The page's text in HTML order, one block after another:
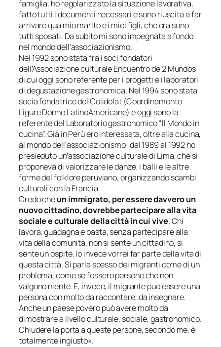
famiglia, ho regolarizzato la situazione lavorativa,
fatto tutti i documenti necessari e sono riuscita a far
arrivare qua mio marito e i miei figli, che ora sono
tutti sposati. Da subito mi sono impegnata a fondo
nel mondo dell’associazionismo.
Nel 1992 sono stata fra i soci fondatori
dell’Associazione culturale Encuentro de 2 Mundos
di cui oggi sono referente per i progetti e i laboratori
di degustazione gastronomica. Nel 1994 sono stata
socia fondatrice del Colidolat (Coordinamento
Ligure Donne LatinoAmericane) e oggi sono la
referente del Laboratorio gastronomico “Il Mondo in
cucina”. Già in Perù ero interessata, oltre alla cucina,
al mondo dell’associazionismo: dal 1989 al 1992 ho
presieduto un’associazione culturale di Lima, che si
proponeva di valorizzare le danze, i balli e le altre
forme del folklore peruviano, organizzando scambi
culturali con la Francia.
Credo cheun immigrato, per essere davvero un
nuovo cittadino, dovrebbe partecipare alla vita
sociale e culturale della città in cui vive. Chi
lavora, guadagna e basta, senza partecipare alla
vita della comunità, non si sente un cittadino, si
sente un ospite. Io invece vorrei far parte della vita di
questa città. Si parla spesso dei migranti come di un
problema, come se fossero persone che non
valgono niente. E, invece, il migrante può essere una
persona con molto da raccontare, da insegnare.
Anche un paese povero può avere molto da
dimostrare a livello culturale, sociale, gastronomico.
Chiudere la porta a queste persone, secondo me, è
totalmente ingiusto».